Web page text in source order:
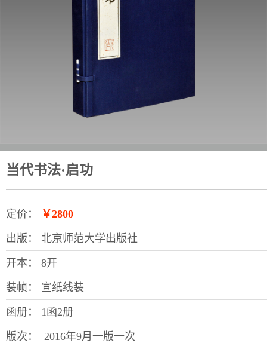
当代书法·启功
定价： ￥2800
出版： 北京师范大学出版社
开本： 8开
装帧： 宣纸线装
函册： 1函2册
版次： 2016年9月一版一次